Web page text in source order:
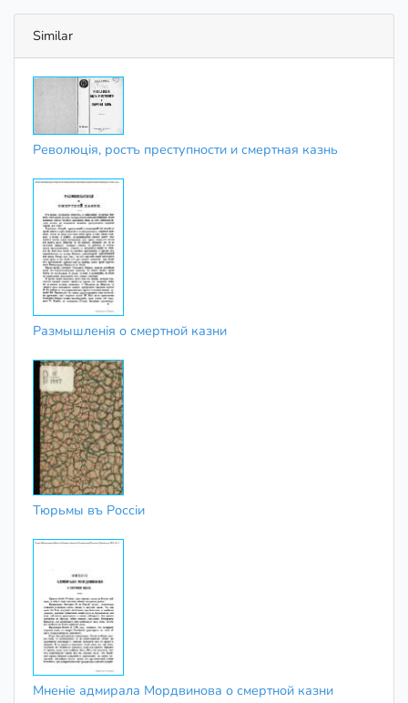
Similar
Революція, ростъ преступности и смертная казнь
Размышленія о смертной казни
Тюрьмы въ Россіи
Мненіе адмирала Мордвинова о смертной казни